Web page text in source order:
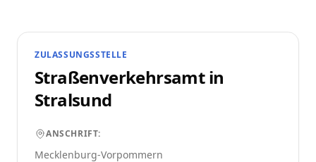
ZULASSUNGSSTELLE
Straßenverkehrsamt in
Stralsund
ANSCHRIFT:
Mecklenburg-Vorpommern